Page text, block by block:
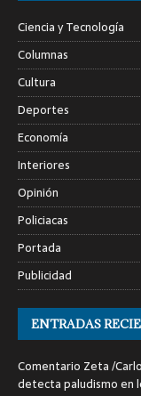
Ciencia y Tecnología
Columnas
Cultura
Deportes
Economía
Interiores
Opinión
Policiacas
Portada
Publicidad
ENTRADAS
Comentario Zeta /
detecta paludismo en